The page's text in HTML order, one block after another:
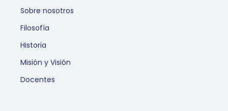
Sobre nosotros
Filosofía
Historia
Misión y Visión
Docentes